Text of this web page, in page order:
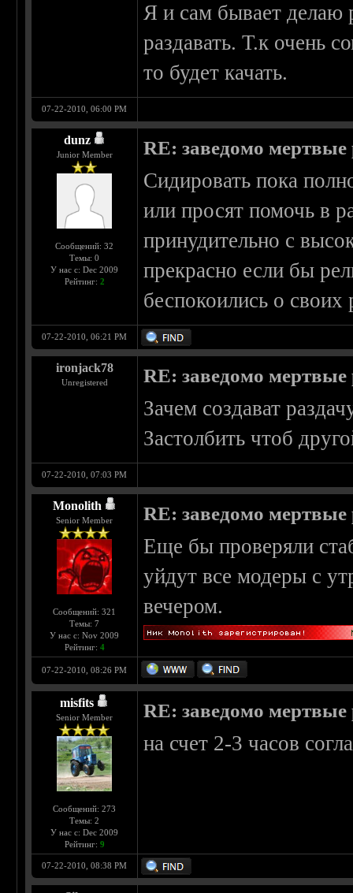
Я и сам бывает делаю
раздавать. Т.к очень
то будет качать.
07-22-2010, 06:00 PM
dunz
Junior Member
Сообщений: 32
Темы: 0
У нас с: Dec 2009
Рейтинг: 2
RE: заведомо мертвые
Сидировать пока
или просят помочь в
принудительно с
прекрасно если бы
беспокоились о своих
07-22-2010, 06:21 PM
ironjack78
Unregistered RE: заведомо мертвые
Зачем создават
Застолбить чтоб
07-22-2010, 07:03 PM
Monolith
Senior Member
Сообщений: 321
Темы: 7
У нас с: Nov 2009
Рейтинг: 4
RE: заведомо мертвые
Еще бы проверяли
уйдут все модеры с
вечером.
07-22-2010, 08:26 PM
misfits
Senior Member
Сообщений: 273
Темы: 2
У нас с: Dec 2009
Рейтинг: 9
RE: заведомо мертвые
на счет 2-3 часов
07-22-2010, 08:38 PM